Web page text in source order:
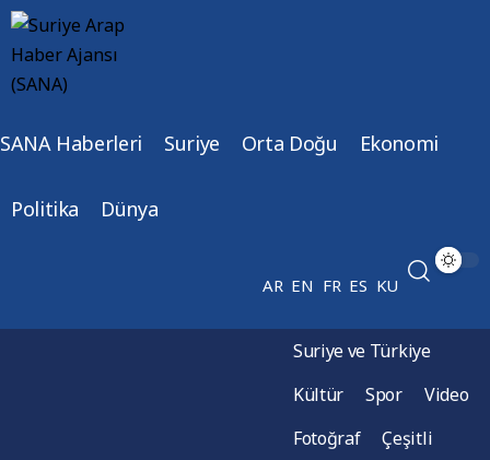
SANA Haberleri Suriye Orta Doğu Ekonomi
Politika Dünya
AR EN FR ES KU
Suriye ve Türkiye
Kültür
Spor
Video
Fotoğraf
Çeşitli